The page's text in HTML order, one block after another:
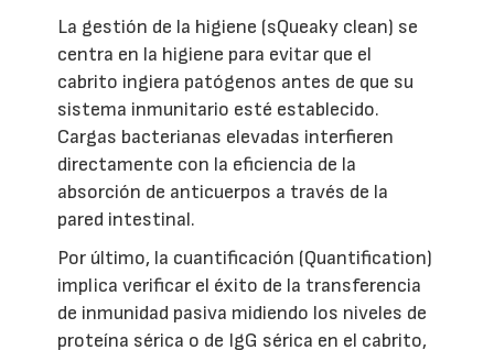
La gestión de la higiene (sQueaky clean) se
centra en la higiene para evitar que el
cabrito ingiera patógenos antes de que su
sistema inmunitario esté establecido.
Cargas bacterianas elevadas interfieren
directamente con la eficiencia de la
absorción de anticuerpos a través de la
pared intestinal.
Por último, la cuantificación (Quantification)
implica verificar el éxito de la transferencia
de inmunidad pasiva midiendo los niveles de
proteína sérica o de IgG sérica en el cabrito,